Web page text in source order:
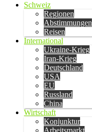
Schweiz
Regionen
Abstimmungen
Reisen
International
Ukraine-Krieg
Iran-Krieg
Deutschland
USA
EU
Russland
China
Wirtschaft
Konjunktur
Arbeitsmarkt